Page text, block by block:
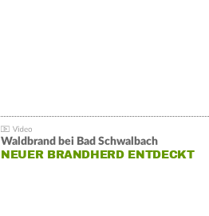
Waldbrand bei Bad Schwalbach
NEUER BRANDHERD ENTDECKT